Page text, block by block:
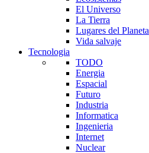
El Universo
La Tierra
Lugares del Planeta
Vida salvaje
Tecnologia
TODO
Energia
Espacial
Futuro
Industria
Informatica
Ingenieria
Internet
Nuclear